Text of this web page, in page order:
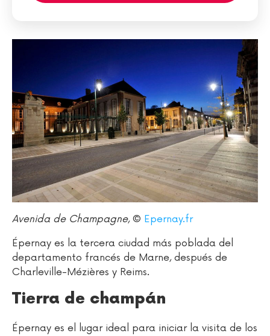
Avenida de Champagne, © Epernay.fr
Épernay es la tercera ciudad más poblada del
departamento francés de Marne, después de
Charleville-Mézières y Reims.
Tierra de champán
Épernay es el lugar ideal para iniciar la visita de los